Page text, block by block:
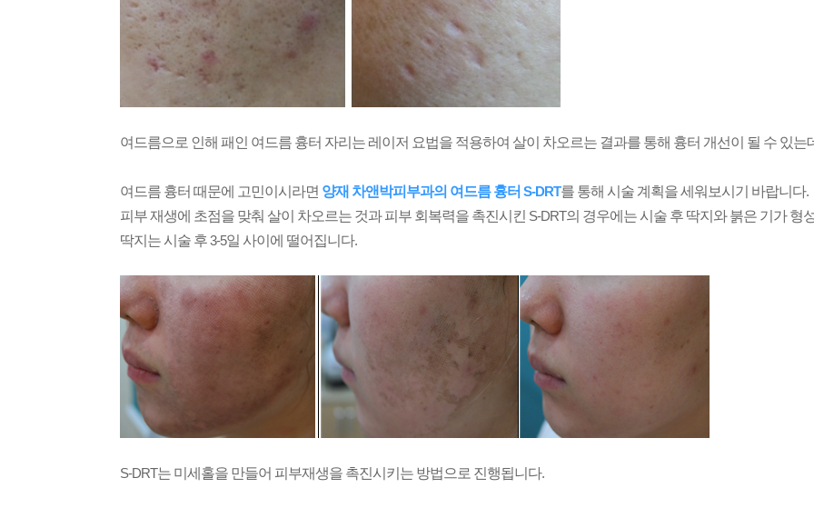
여드름으로 인해 패인 여드름 흉터 자리는 레이저 요법을 적용하여 살이 차오르는 결과를 통해 흉터 개선이 될 수 있는
여드름 흉터 때문에 고민이시라면 양재 차앤박피부과의 여드름 흉터 S-DRT를 통해 시술 계획을 세워보시기 바랍니다.
피부 재생에 초점을 맞춰 살이 차오르는 것과 피부 회복력을 촉진시킨 S-DRT의 경우에는 시술 후 딱지와 붉은 기가 형
딱지는 시술 후3-5일 사이에 떨어집니다.
S-DRT는 미세홀을 만들어 피부재생을 촉진시키는 방법으로 진행됩니다.